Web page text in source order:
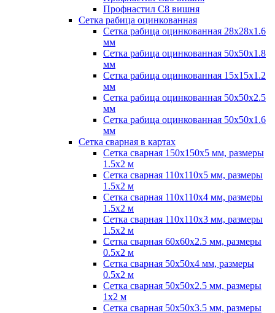
Профнастил С8 вишня
Сетка рабица оцинкованная
Сетка рабица оцинкованная 28х28х1.6
мм
Сетка рабица оцинкованная 50х50х1.8
мм
Сетка рабица оцинкованная 15х15х1.2
мм
Сетка рабица оцинкованная 50х50х2.5
мм
Сетка рабица оцинкованная 50х50х1.6
мм
Сетка сварная в картах
Сетка сварная 150х150х5 мм, размеры
1.5х2 м
Сетка сварная 110х110х5 мм, размеры
1.5х2 м
Сетка сварная 110х110х4 мм, размеры
1.5х2 м
Сетка сварная 110х110х3 мм, размеры
1.5х2 м
Сетка сварная 60х60х2.5 мм, размеры
0.5х2 м
Сетка сварная 50х50х4 мм, размеры
0.5х2 м
Сетка сварная 50х50х2.5 мм, размеры
1х2 м
Сетка сварная 50х50х3.5 мм, размеры